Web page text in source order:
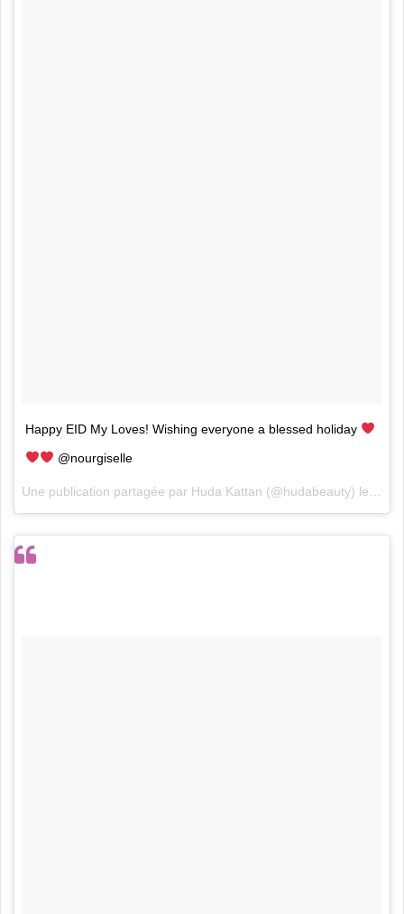
Happy EID My Loves! Wishing everyone a blessed holiday
@nourgiselle
Une publication partagée par Huda Kattan (@hudabeauty) le